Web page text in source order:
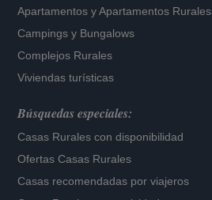
Apartamentos yApartamentos Rurales
Campings y Bungalows
Complejos Rurales
Viviendas turísticas
Búsquedas especiales:
Casas Rurales con disponibilidad
Ofertas Casas Rurales
Casas recomendadas por viajeros